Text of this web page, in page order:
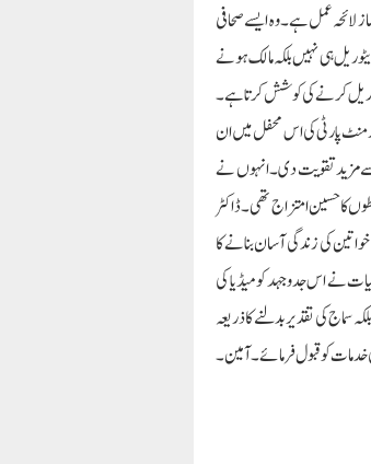
لائحہ عمل ہے۔ وہ ایسے صحافی
ہی نہیں بلکہ مالک ہونے
تبدیل کرنے کی کوشش کرتا ہے۔
پارٹی کی اس محفل میں ان
اسے مزید تقویت دی۔ انہوں نے
کا حسین امتزاج تھی۔ ڈاکٹر
جو پانی کی کمی کا شکار علاقوں میں خواتین کی زندگی آسان بنانے کا
نے اس جدوجہد کو میڈیا کی
کی تقدیر بدلنے کا ذریعہ
خدمات کو قبول فرمائے۔ آمین۔